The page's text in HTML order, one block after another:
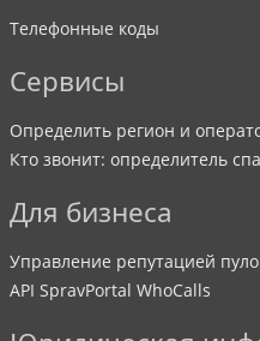
Телефонные коды
Сервисы
Определить регион и
Кто звонит: определитель
Для бизнеса
Управление репутацией
API SpravPortal WhoCalls